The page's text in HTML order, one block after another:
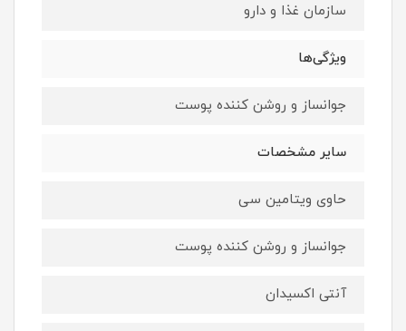
سازمان غذا و دارو
ویژگی‌ها
جوانساز و روشن کننده پوست
سایر مشخصات
حاوی ویتامین سی
جوانساز و روشن کننده پوست
آنتی اکسیدان